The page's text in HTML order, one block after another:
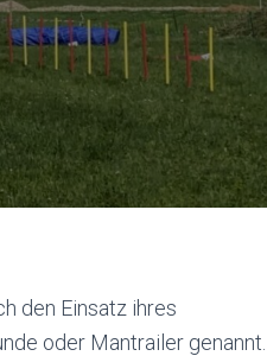
den Einsatz ihres
oder Mantrailer genannt.